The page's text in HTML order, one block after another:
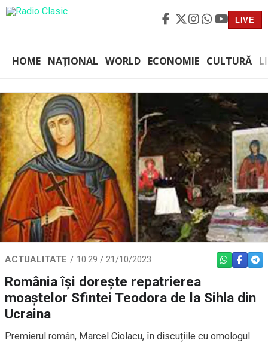
LIVE
HOME NAȚIONAL WORLD ECONOMIE CULTURĂ
ACTUALITATE 10:29 / 21/10/2023 WHATSAPP
România își dorește repatrierea
moaștelor Sfintei Teodora de la Sihla din
Ucraina
Premierul român, Marcel Ciolacu, în discuțiile cu omologul